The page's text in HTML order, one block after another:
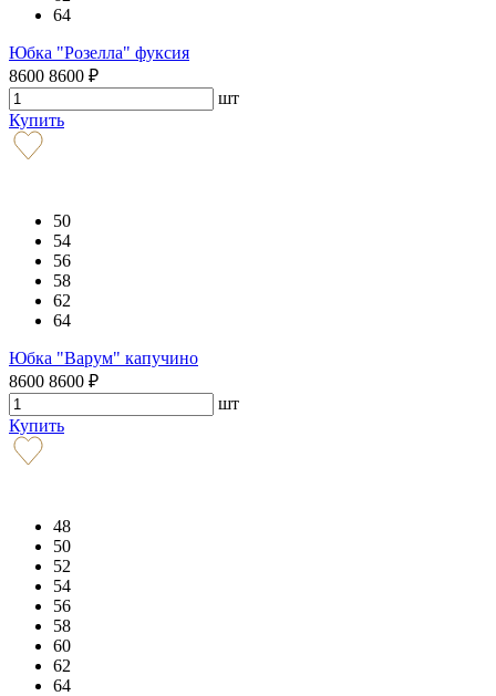
64
Юбка "Розелла" фуксия
8600 8600 ₽
шт
Купить
50
54
56
58
62
64
Юбка "Варум" капучино
8600 8600 ₽
шт
Купить
48
50
52
54
56
58
60
62
64